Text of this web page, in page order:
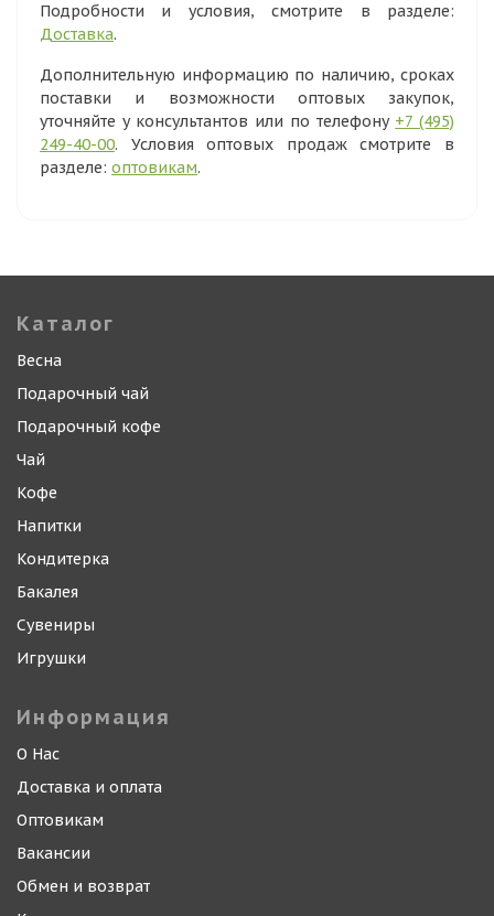
Подробности и условия, смотрите в разделе:
Доставка.
Дополнительную информацию по наличию, сроках
поставки и возможности оптовых закупок,
уточняйте у консультантов или по телефону +7 (495)
249-40-00. Условия оптовых продаж смотрите в
разделе: оптовикам.
Каталог
Весна
Подарочный чай
Подарочный кофе
Чай
Кофе
Напитки
Кондитерка
Бакалея
Сувениры
Игрушки
Информация
О Нас
Доставка и оплата
Оптовикам
Вакансии
Обмен и возврат